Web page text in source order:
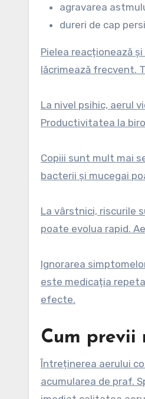
agravarea
dureri de cap
Pielea reacționează
lăcrimează frecvent.
La nivel psihic, aerul
Productivitatea la
Copiii sunt mult mai
bacterii și mucegai
La vârstnici, riscurile
poate evolua rapid.
Ignorarea
este medicația
efecte.
Cum previi
Întreținerea aerului
acumularea de praf.